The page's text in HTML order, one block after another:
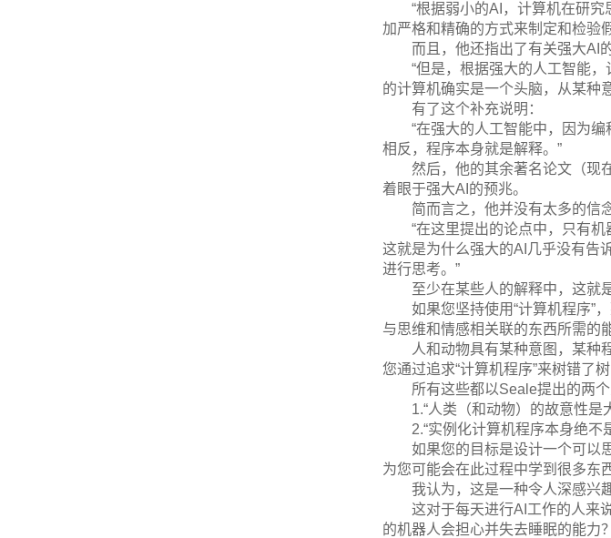
“根据弱小的AI，计算机在研
加严格和精确的方式来制定和检验
而且，他还指出了有关强大AI
“但是，根据强大的人工智能
的计算机确实是一个头脑，从某种
有了这个补充说明：
“在强大的人工智能中，因为
相反，程序本身就是解释。”
然后，他的其余著名论文（现
着眼于强大AI的预兆。
简而言之，他并没有太多的信
“在这里提出的论点中，只有
这就是为什么强大的AI几乎没有告
进行思考。”
至少在某些人的解释中，这就
如果您坚持使用“计算机程序”
与思维和情感相关联的东西所需的
人和动物具有某种意图，某种
您通过追求“计算机程序”来树错了
所有这些都以Seale提出的两
1.“人类（和动物）的故意性
2.“实例化计算机程序本身绝不
如果您的目标是设计一个可以
为您可能会在此过程中学到很多东
我认为，这是一种令人深感兴
这对于每天进行AI工作的人来
的机器人会担心并失去睡眠的能力？